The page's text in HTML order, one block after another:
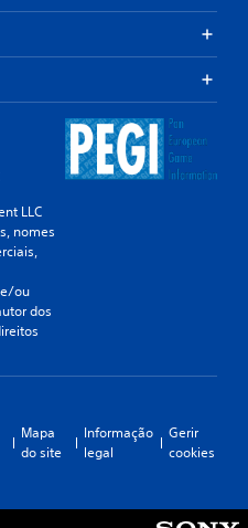
LLC
nomes
ou
dos
Mapa
do site
Informação
legal
Gerir
cookies